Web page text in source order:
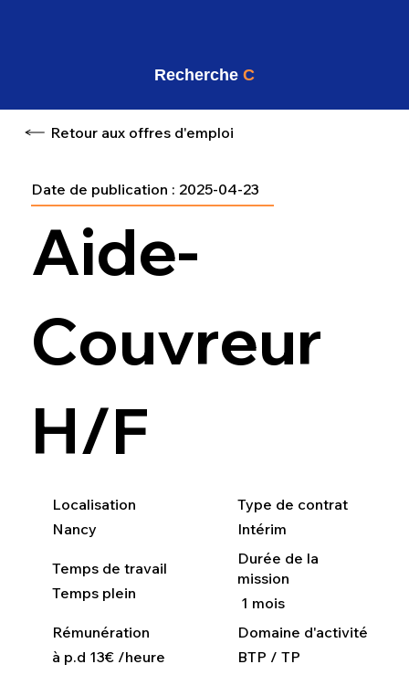
Retour aux offres d'emploi
Aide-
Couvreur
H/F
2025-04-23
Date de publication :
Rémunération
à p.d 13€ /heure
Domaine d'activité
BTP / TP
Localisation
Nancy
Type de contrat
Intérim
Temps de travail
Temps plein
Durée de la
mission
1 mois
Recherche C